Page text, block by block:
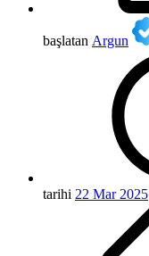
başlatan Argun
tarihi 22 Mar 2025